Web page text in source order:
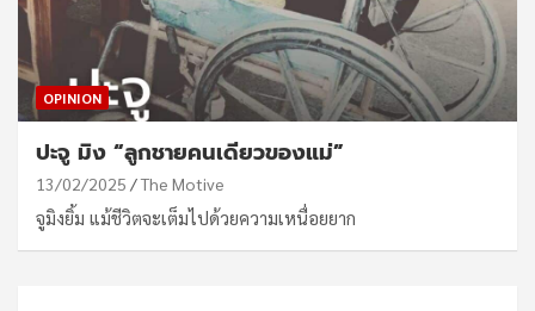
OPINION
ปะจู มิง “ลูกชายคนเดียวของแม่”
13/02/2025 The Motive
จูมิงยิ้ม แม้ชีวิตจะเต็มไปด้วยความเหนื่อยยาก